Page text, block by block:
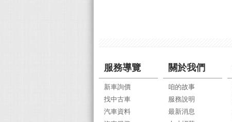
服務導覽
新車詢價
找中古車
汽車資料
關於我們
咱的故事
服務說明
最新消息